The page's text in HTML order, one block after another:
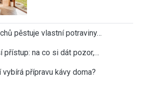
pěstuje vlastní potraviny…
přístup: na co si dát pozor,…
přípravu kávy doma?